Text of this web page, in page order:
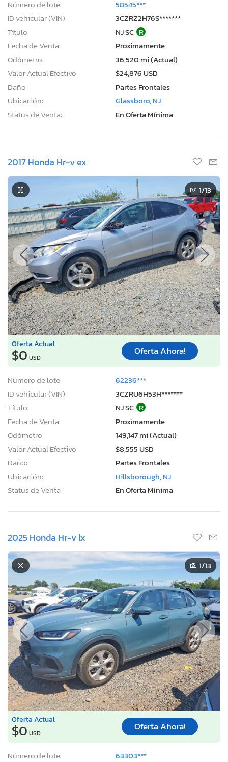
Número de lote:
58545***
ID vehicular (VIN):
3CZRZ2H76S*******
Título:
NJ SC R
Fecha de Venta:
Proximamente
Odómetro:
36,520 mi (Actual)
Valor Actual Efectivo:
$24,876 USD
Daño:
Partes Frontales
Ubicación:
Glassboro, NJ
Status de Venta:
En Oferta Mínima
2017 Honda Hr-v ex
1/13
Oferta Actual
$0 USD
Oferta Ahora!
Número de lote:
62236***
ID vehicular (VIN):
3CZRU6H53H*******
Título:
NJ SC R
Fecha de Venta:
Proximamente
Odómetro:
149,147 mi (Actual)
Valor Actual Efectivo:
$8,555 USD
Daño:
Partes Frontales
Ubicación:
Hillsborough, NJ
Status de Venta:
En Oferta Mínima
2025 Honda Hr-v lx
1/13
Oferta Actual
$0 USD
Oferta Ahora!
Número de lote:
63303***